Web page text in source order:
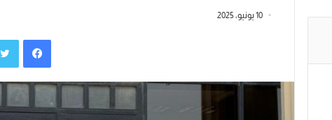
10 يونيو، 2025
فيسبوك